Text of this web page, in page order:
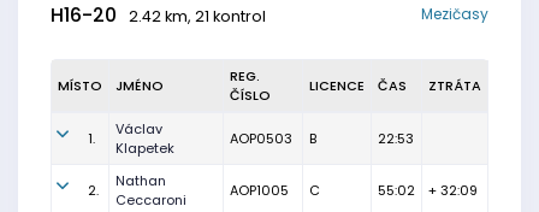
H16-20 2.42 km, 21 kontrol Mezičasy
MÍSTO JMÉNO
REG.
ČÍSLO
LICENCE ČAS ZTRÁTA
1.
Václav
Klapetek
AOP0503 B 22:53
2.
Nathan
Ceccaroni
AOP1005 C 55:02 + 32:09